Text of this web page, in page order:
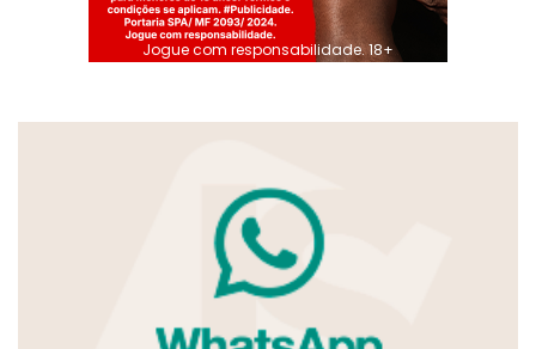
Jogue com responsabilidade. 18+